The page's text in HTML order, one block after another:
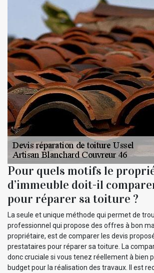
Pour quels motifs le
d’immeuble doit-il
pour réparer sa toiture ?
La seule et unique méthode qui permet de
professionnel qui propose des offres à bon
propriétaire, est de comparer les devis
prestataires pour réparer sa toiture. La
donc cruciale si vous tenez réellement à bien
budget pour la réalisation des travaux. Il est